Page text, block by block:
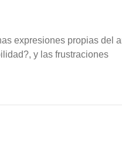
expresiones propias del
y las frustraciones